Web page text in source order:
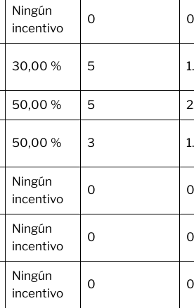
Ningún
incentivo
0
30,00 % 5
50,00 % 5
50,00 % 3
Ningún
incentivo
0
Ningún
incentivo
0
Ningún
incentivo
0